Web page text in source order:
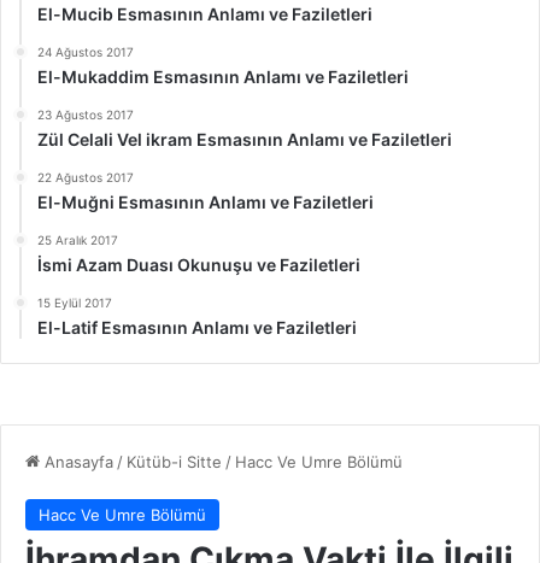
El-Mucib Esmasının Anlamı ve Faziletleri
24 Ağustos 2017
El-Mukaddim Esmasının Anlamı ve Faziletleri
23 Ağustos 2017
Zül Celali Vel ikram Esmasının Anlamı ve Faziletleri
22 Ağustos 2017
El-Muğni Esmasının Anlamı ve Faziletleri
25 Aralık 2017
İsmi Azam Duası Okunuşu ve Faziletleri
15 Eylül 2017
El-Latif Esmasının Anlamı ve Faziletleri